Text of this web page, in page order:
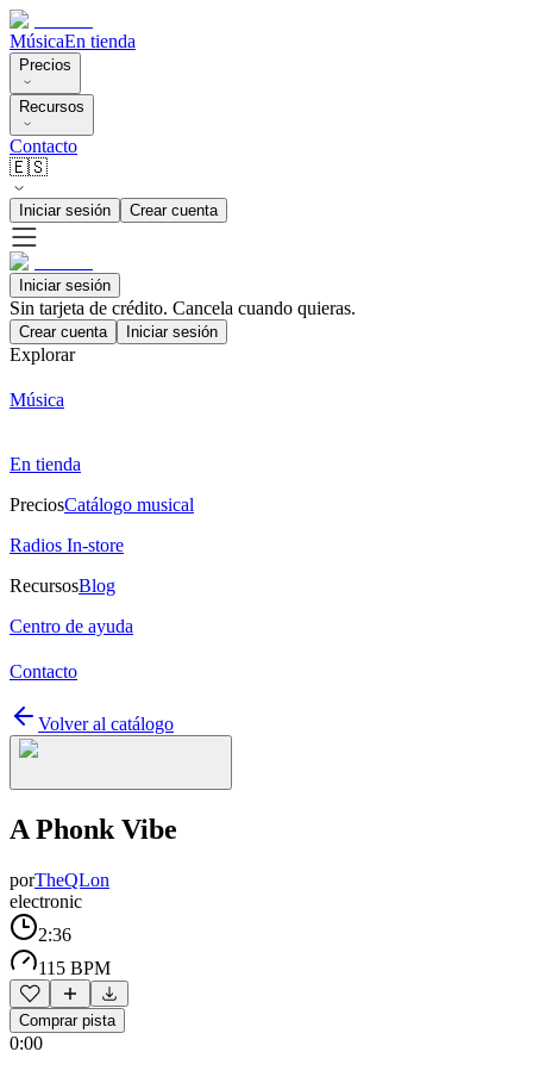
MúsicaEn tienda
Precios
Recursos
Contacto
🇪🇸
Iniciar sesión Crear cuenta
Iniciar sesión
Sin tarjeta de crédito. Cancela cuando quieras.
Crear cuenta Iniciar sesión
Explorar
Música
En tienda
PreciosCatálogo musical
Radios In-store
RecursosBlog
Centro de ayuda
Contacto
Volver al catálogo
A Phonk Vibe
porTheQLon
electronic
2:36
115 BPM
Comprar pista
0:00